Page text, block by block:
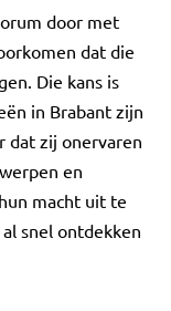
door met
dat die
Die kans is
in Brabant zijn
dat zij onervaren
en
macht uit te
snel ontdekken